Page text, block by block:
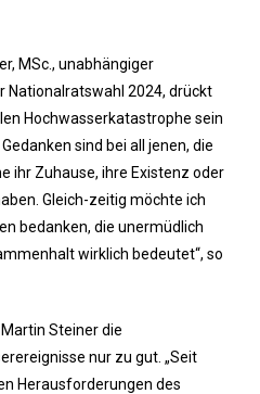
MSc., unabhängiger
Nationalratswahl 2024, drückt
Hochwasserkatastrophe sein
sind bei all jenen, die
ihr Zuhause, ihre Existenz oder
Gleich-zeitig möchte ich
bedanken, die unermüdlich
wirklich bedeutet“, so
Steiner die
nur zu gut. „Seit
Herausforderungen des